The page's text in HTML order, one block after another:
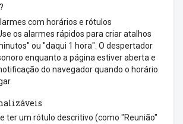
com horários e rótulos
os alarmes rápidos para criar atalhos
ou "daqui 1 hora". O despertador
enquanto a página estiver aberta e
do navegador quando o horário
ter um rótulo descritivo (como "Reunião"